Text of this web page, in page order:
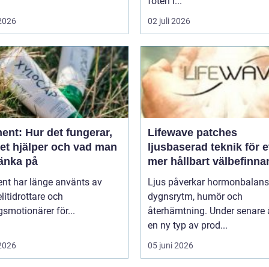
02 juli 2026
Hur det fungerar,
hjälper och vad man
på
har länge använts av
och
för...
Lifewave patches
ljusbaserad teknik för
mer hållbart
Ljus påverkar
dygnsrytm, humör och
återhämtning. Under senare
en ny typ av prod...
05 juni 2026